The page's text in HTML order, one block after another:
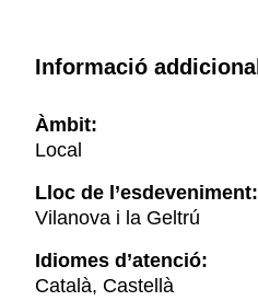
Informació addicional
Àmbit:
Local
Lloc de l’esdeveniment:
Vilanova i la Geltrú
Idiomes d’atenció:
Català, Castellà